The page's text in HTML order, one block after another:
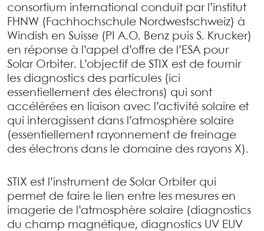
consortium international conduit par l’institut
FHNW (Fachhochschule Nordwestschweiz) à
Windish en Suisse (PI A.O. Benz puis S. Krucker)
en réponse à l’appel d’offre de l’ESA pour
Solar Orbiter. L’objectif de STIX est de fournir
les diagnostics des particules (ici
essentiellement des électrons) qui sont
accélérées en liaison avec l’activité solaire et
qui interagissent dans l’atmosphère solaire
(essentiellement rayonnement de freinage
des électrons dans le domaine des rayons X).
STIX est l’instrument de Solar Orbiter qui
permet de faire le lien entre les mesures en
imagerie de l’atmosphère solaire (diagnostics
du champ magnétique, diagnostics UV EUV